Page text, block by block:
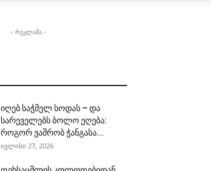
- რეკლამა -
იღებ საჭმელ სოდას – და
სარეველებს ბოლო ეღება:
როგორ ვაშრობ ჭანგასა...
ივლისი 27, 2026